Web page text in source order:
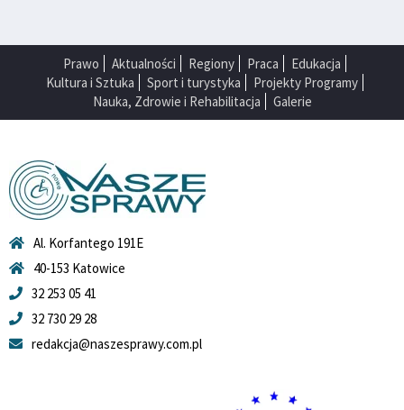
Prawo Aktualności Regiony Praca
Edukacja
Kultura i Sztuka
Sport i turystyka
Projekty Programy
Nauka, Zdrowie i Rehabilitacja
Galerie
Al. Korfantego 191E
40-153 Katowice
32 253 05 41
32 730 29 28
redakcja@naszesprawy.com.pl